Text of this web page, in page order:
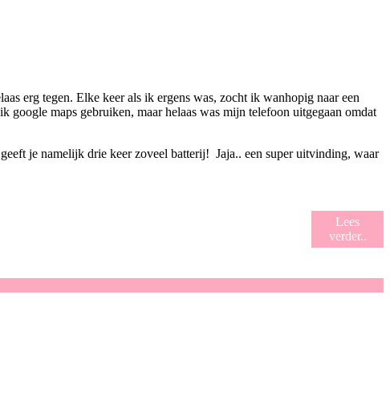
erg tegen. Elke keer als ik ergens was, zocht ik wanhopig naar een
maps gebruiken, maar helaas was mijn telefoon uitgegaan omdat
je namelijk drie keer zoveel batterij! Jaja.. een super uitvinding, waar
Lees
verder..